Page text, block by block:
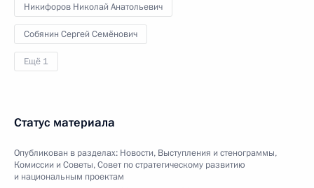
Никифоров Николай Анатольевич
Собянин Сергей Семёнович
Ещё 1
Статус материала
Опубликован в разделах: Новости, Выступления и стенограммы,
Комиссии и Советы,Совет по стратегическому развитию
и национальным проектам